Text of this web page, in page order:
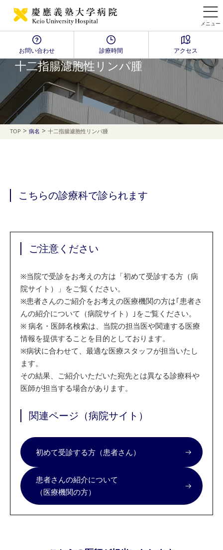
メニュー
お問い合わせ 診療時間 アクセス
Disease Name Search
十二指腸濾胞性リンパ腫
TOP > 病名 > 十二指腸濾胞性リンパ腫
こちらの診療科で診られます
ご注意ください
※当院で受診をお考えの方は「初めて受診する方（病
院サイト）」をご覧ください。
※患者さんのご紹介をお考えの医療機関の方は｢患者さ
んの紹介について（病院サイト）｣をご覧ください。
※ 病名・医師名検索は、当院の担当医や関連する医療
情報を提供することを目的としております。
※病状に合わせて、最適な医療スタッフが担当いたし
ます。
その結果、ご紹介いただいた宛先とは異なる診療科や
医師が担当する場合があります。
関連ページ（病院サイト）
初めて受診する方（患者さん）
患者さんの紹介について
（医療機関の方）